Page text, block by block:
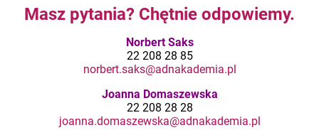
Masz pytania? Chętnie odpowiemy.
Norbert Saks
22 208 28 85
norbert.saks@adnakademia.pl
Joanna Domaszewska
22 208 28 28
joanna.domaszewska@adnakademia.pl